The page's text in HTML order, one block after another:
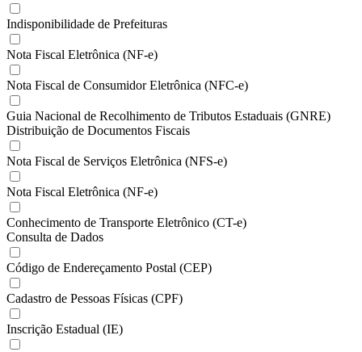
Indisponibilidade de Prefeituras
Nota Fiscal Eletrônica (NF-e)
Nota Fiscal de Consumidor Eletrônica (NFC-e)
Guia Nacional de Recolhimento de Tributos Estaduais (GNRE)
Distribuição de Documentos Fiscais
Nota Fiscal de Serviços Eletrônica (NFS-e)
Nota Fiscal Eletrônica (NF-e)
Conhecimento de Transporte Eletrônico (CT-e)
Consulta de Dados
Código de Endereçamento Postal (CEP)
Cadastro de Pessoas Físicas (CPF)
Inscrição Estadual (IE)